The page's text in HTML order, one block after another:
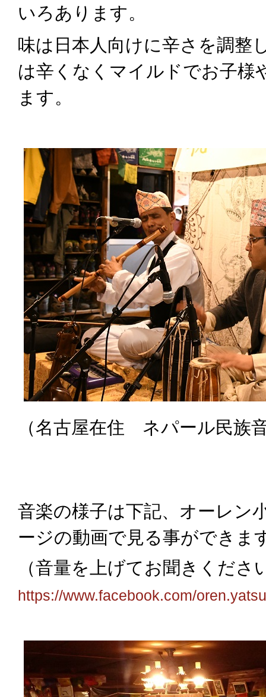
いろあります。
味は日本人向けに辛さを調整
は辛くなくマイルドでお子様
ます。
（名古屋在住 ネパール民族
音楽の様子は下記、オーレン
ージの動画で見る事ができま
（音量を上げてお聞きくださ
https://www.facebook.com/